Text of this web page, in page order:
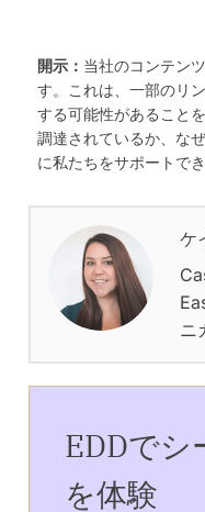
開示： 当社のコンテン
す。これは、一部のリ
する可能性があること
調達されているか、な
に私たちをサポートで
ケ
ニ
EDDでシ
を体験